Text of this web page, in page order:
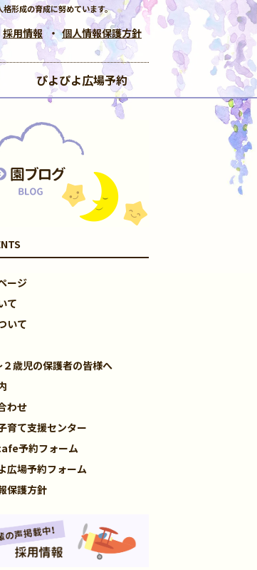
形成の育成に努めています。
採用情報 個人情報保護方針
ぴよぴよ広場予約
ージ
て
いて
２歳児の保護者の皆様へ
わせ
育て支援センター
予約フォーム
広場予約フォーム
保護方針